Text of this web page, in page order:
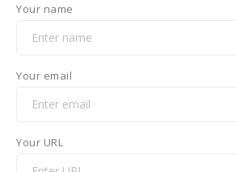
Your name
Your email
Your URL